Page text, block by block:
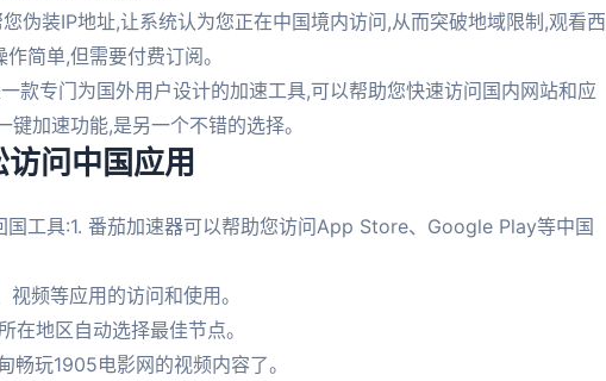
伪装IP地址,让系统认为您正在中国境内访问,从而突破地域限制,观看西
简单,但需要付费订阅。
款专门为国外用户设计的加速工具,可以帮助您快速访问国内网站和应
加速功能,是另一个不错的选择。
问中国应用
国工具:1. 番茄加速器可以帮助您访问App Store、Google Play等中国
频等应用的访问和使用。
在地区自动选择最佳节点。
畅玩1905电影网的视频内容了。